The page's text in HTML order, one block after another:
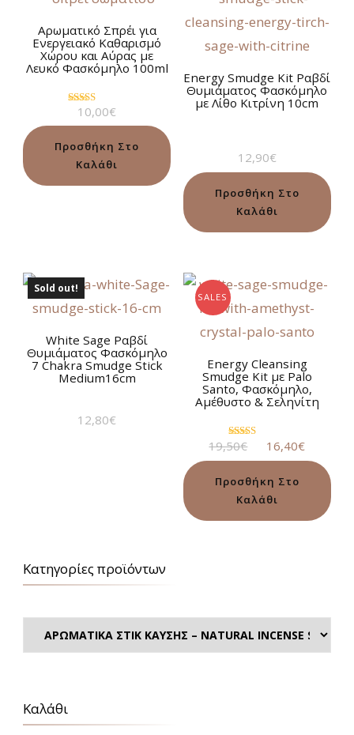
Αρωματικό Σπρέι για
Ενεργειακό Καθαρισμό
Χώρου και Αύρας με
Λευκό Φασκόμηλο 100ml
Βαθμολογήθηκε
με
από 5
10,00€
Προσθήκη Στο
Καλάθι
Energy Smudge Kit Ραβδί
Θυμιάματος Φασκόμηλο
με Λίθο Κιτρίνη 10cm
12,90€
Προσθήκη Στο
Καλάθι
Sold out!
White Sage Ραβδί
Θυμιάματος Φασκόμηλο
7 Chakra Smudge Stick
Medium16cm
12,80€
SALES
Energy Cleansing
Smudge Kit με Palo
Santo, Φασκόμηλο,
Αμέθυστο & Σεληνίτη
Βαθμολογήθηκε
από 5
19,50€
Original
price
was:
19,50€.
16,40€
τιμή
είναι:
16,40€.
Προσθήκη Στο
Καλάθι
Κατηγορίες προϊόντων
Καλάθι